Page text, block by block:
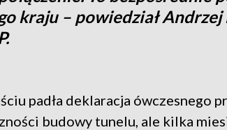
kraju – powiedział Andrzej
padła deklaracja ówczesnego
budowy tunelu, ale kilka